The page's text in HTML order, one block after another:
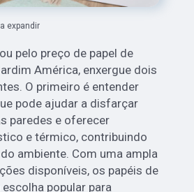
expandir
pelo preço de papel de
América, enxergue dois
O primeiro é entender
pode ajudar a disfarçar
paredes e oferecer
e térmico, contribuindo
ambiente. Com uma ampla
disponíveis, os papéis de
popular para